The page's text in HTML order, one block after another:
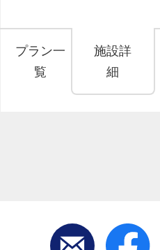
プラン一
覧
施設詳
細